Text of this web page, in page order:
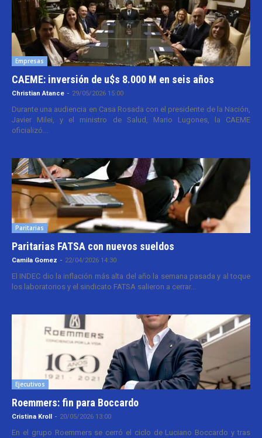
Empresas
CAEME: inversión de u$s 8.000 M en seis años
Christian Atance - 29/05/2026 15:00
Durante una audiencia en Casa Rosada con el presidente de la Nación,
Javier Milei, y el ministro de Salud, Mario Lugones, la CAEME
oficializó...
Paritarias
Paritarias FATSA con nuevos sueldos
Camila Gomez - 22/04/2026 14:30
El INDEC dio la inflación más alta del año la semana pasada y al toque
los laboratorios y el sindicato FATSA salieron a cerrar...
Ejecutivos
Roemmers: fin para Boccardo
Cristina Kroll - 20/05/2026 13:00
En el grupo Roemmers se cerró el ciclo de Luciano Boccardo y tras